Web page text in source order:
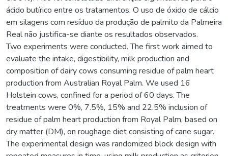
ácido butírico entre os tratamentos. O uso de óxido de cálcio
em silagens com resíduo da produção de palmito da Palmeira
Real não justifica-se diante os resultados observados.
Two experiments were conducted. The first work aimed to
evaluate the intake, digestibility, milk production and
composition of dairy cows consuming residue of palm heart
production from Australian Royal Palm. We used 16
Holstein cows, confined for a period of 60 days. The
treatments were 0%, 7.5%, 15% and 22.5% inclusion of
residue of palm heart production from Royal Palm, based on
dry matter (DM), on roughage diet consisting of cane sugar.
The experimental design was randomized block design with